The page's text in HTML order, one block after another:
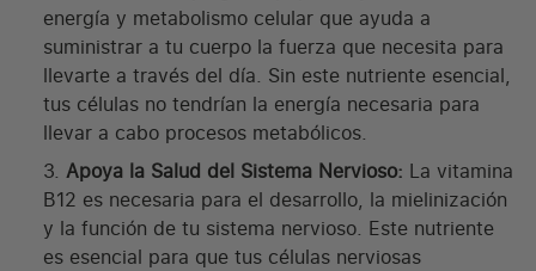
energía y metabolismo celular que ayuda a
suministrar a tu cuerpo la fuerza que necesita para
llevarte a través del día. Sin este nutriente esencial,
tus células no tendrían la energía necesaria para
llevar a cabo procesos metabólicos.
Apoya la Salud del Sistema Nervioso: La vitamina
B12 es necesaria para el desarrollo, la mielinización
y la función de tu sistema nervioso. Este nutriente
es esencial para que tus células nerviosas